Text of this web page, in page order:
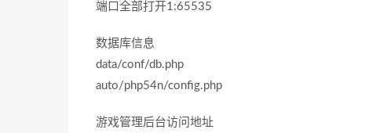
端口全部打开1:65535
数据库信息
data/conf/db.php
auto/php54n/config.php
游戏管理后台访问地址